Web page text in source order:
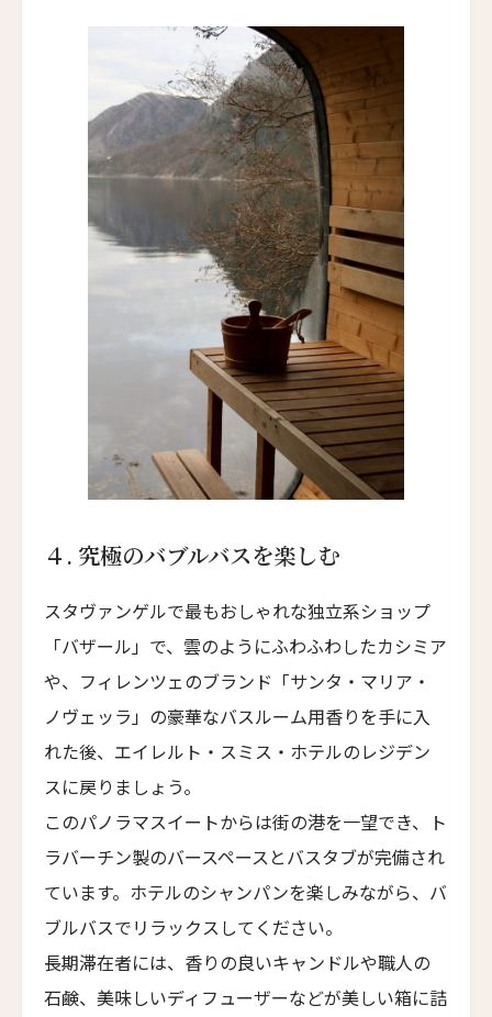
ホテル・レ・アルミュール
Hotel Les Armures
チョウシュイ・ヴィラ
Qiushui Villa
レイクビュー・ホテル・ユロンワン
Lakeview Hotel Yulongwan Kunming
ザ・ハンユウ・ガーデン・リザーブ・スージョウ
The Hanyu Garden Reserve Suzhou
ザ・スコータイ・シャンハイ
The Sukhothai Shanghai
ニュー・ジンリー・ホテル
ジー・ユン・シュアン・チン・リゾート＆スパ
Zi Yun Xuan Qing Resort & Spa
ザ・ムーン・マンション
The Moon Mansion
ファン・イェン・36・ホテル
ヤンバイ・ヴィラ
ジャンガラ・ドンファン
LNホテル・ファイブ
カイプー・ベルフリー
ザ・バッテリー
The Battery
４. 究極のバブルバスを楽しむ
スタヴァンゲルで最もおしゃれな独立系ショップ
「バザール」で、雲のようにふわふわしたカシミア
や、フィレンツェのブランド「サンタ・マリア・
ノヴェッラ」の豪華なバスルーム用香りを手に入
れた後、エイレルト・スミス・ホテルのレジデン
スに戻りましょう。
このパノラマスイートからは街の港を一望でき、ト
ラバーチン製のバースペースとバスタブが完備され
ています。ホテルのシャンパンを楽しみながら、バ
ブルバスでリラックスしてください。
長期滞在者には、香りの良いキャンドルや職人の
石鹸、美味しいディフューザーなどが美しい箱に詰